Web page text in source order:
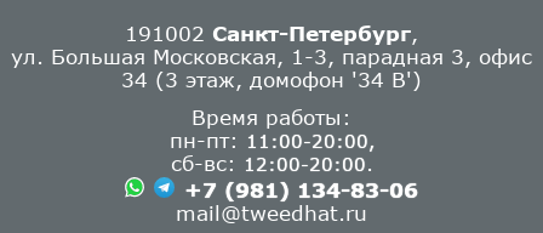
191002 Санкт-Петербург
ул. Большая Московская, 1-3, парадная 3, офис
34 (3 этаж, домофон '34 В')
Время работы:
пн-пт:
11:00-20:00,
сб-вс: 12:00-20:00
+7 (981) 134-83-06
mail@tweedhat.ru